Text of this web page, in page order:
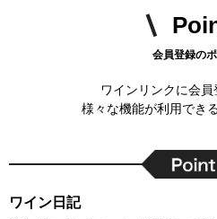
会員登録の
ワインリンクに会
様々な機能が利用でき
ワイン日記